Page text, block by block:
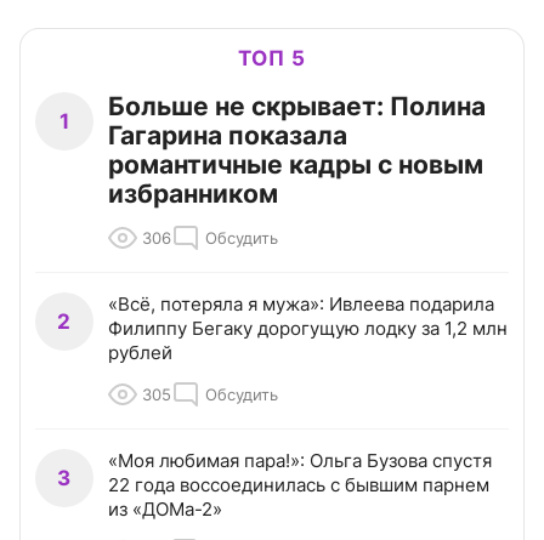
ТОП 5
1
Больше не скрывает: Полина
Гагарина показала
романтичные кадры с новым
избранником
306 Обсудить
2
«Всё, потеряла я мужа»: Ивлеева подарила
Филиппу Бегаку дорогущую лодку за 1,2 млн
рублей
305 Обсудить
3
«Моя любимая пара!»: Ольга Бузова спустя
22 года воссоединилась с бывшим парнем
из «ДОМа-2»